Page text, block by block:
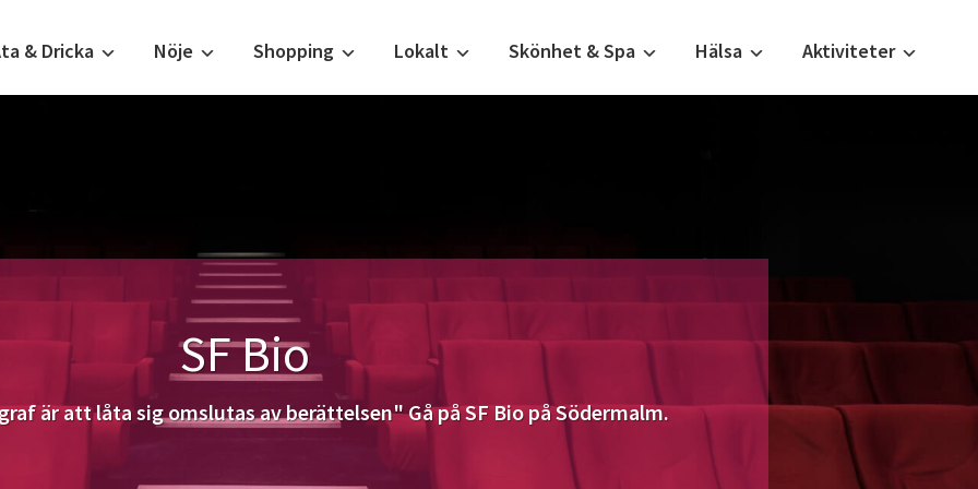
& Dricka Nöje Shopping Lokalt Skönhet & Spa Hälsa Aktiviteter
SF Bio
är att låta sig omslutas av berättelsen" Gå på SF Bio på Södermalm.